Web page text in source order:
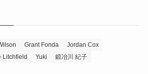
Grant Fonda
Jordan Cox
Litchfield Yuki 鍛冶川 紀子